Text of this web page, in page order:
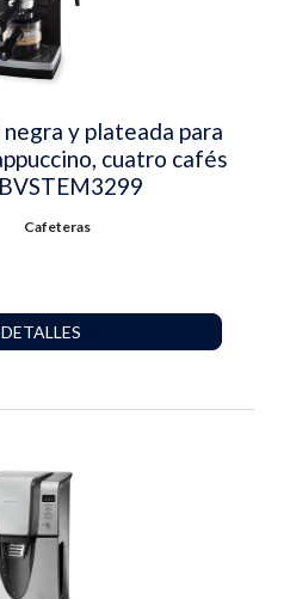
y plateada para
cuatro cafés
Cafeteras